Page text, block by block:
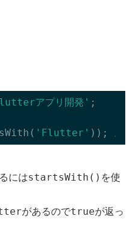
アプリ開発' ;
'Flutter' )); //
にはstartsWith() を使
があるのでtrueが返っ